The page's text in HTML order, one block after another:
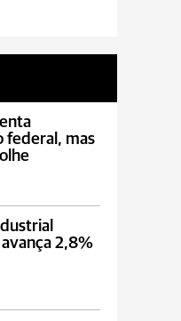
federal, mas
2,8%